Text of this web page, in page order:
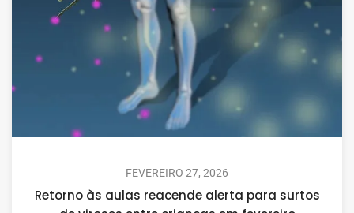
FEVEREIRO 27, 2026
Retorno às aulas reacende alerta para surtos